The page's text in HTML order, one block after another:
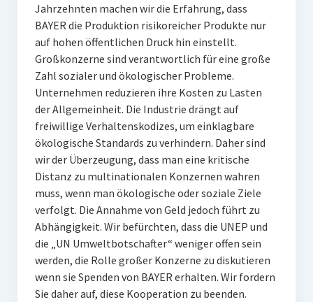
Jahrzehnten machen wir die Erfahrung, dass
BAYER die Produktion risikoreicher Produkte nur
auf hohen öffentlichen Druck hin einstellt.
Großkonzerne sind verantwortlich für eine große
Zahl sozialer und ökologischer Probleme.
Unternehmen reduzieren ihre Kosten zu Lasten
der Allgemeinheit. Die Industrie drängt auf
freiwillige Verhaltenskodizes, um einklagbare
ökologische Standards zu verhindern. Daher sind
wir der Überzeugung, dass man eine kritische
Distanz zu multinationalen Konzernen wahren
muss, wenn man ökologische oder soziale Ziele
verfolgt. Die Annahme von Geld jedoch führt zu
Abhängigkeit. Wir befürchten, dass die UNEP und
die „UN Umweltbotschafter“ weniger offen sein
werden, die Rolle großer Konzerne zu diskutieren
wenn sie Spenden von BAYER erhalten. Wir fordern
Sie daher auf, diese Kooperation zu beenden.